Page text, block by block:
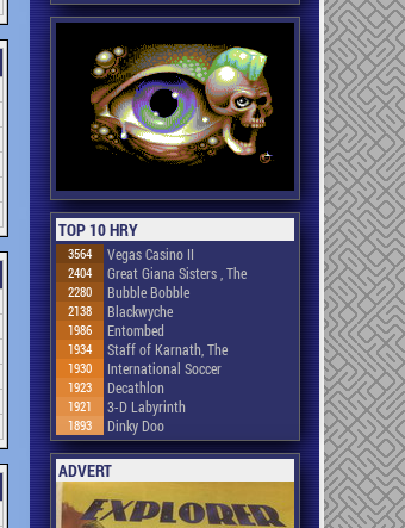
TOP 10 HRY
3564 Vegas Casino II
2404 Great Giana Sisters , The
2280 Bubble Bobble
2138 Blackwyche
1986 Entombed
1934 Staff of Karnath, The
1930 International Soccer
1923 Decathlon
1921 3-D Labyrinth
1893 Dinky Doo
ADVERT